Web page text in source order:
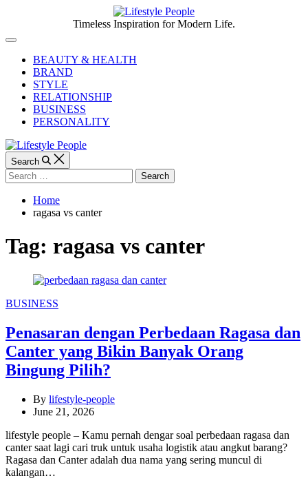
content
People
Timeless Inspiration for Modern Life.
Off
CanvasBEAUTY & HEALTH
BRAND
STYLE
RELATIONSHIP
BUSINESS
PERSONALITY
Search
Search
for:
Home
ragasa vs canter
Tag: ragasa vs canter
Categories
BUSINESS
Penasaran dengan Perbedaan Ragasa dan
Canter yang Bikin Banyak Orang
Bingung Pilih?
By lifestyle-people
June 21, 2026
lifestyle people – Kamu pernah dengar soal perbedaan ragasa dan
canter saat lagi cari truk untuk usaha logistik atau angkut barang?
Ragasa dan Canter adalah dua nama yang sering muncul di
kalangan…